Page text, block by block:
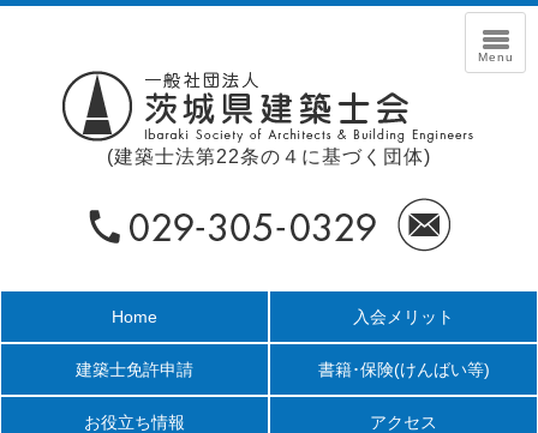
(建築士法第22条の４に基づく団体)
Home 入会メリット
建築士免許申請 書籍･保険(けんばい等)
お役立ち情報 アクセス